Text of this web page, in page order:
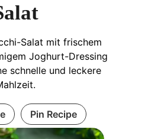
Salat mit frischem
Joghurt-Dressing
schnelle und leckere
Pin Recipe